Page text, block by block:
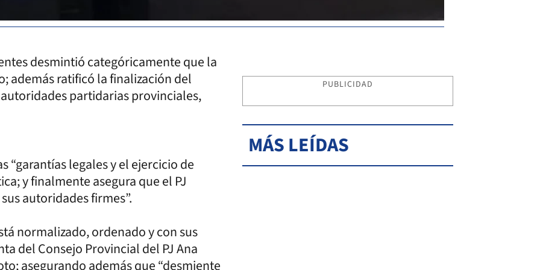
desmintió categóricamente que la
además ratificó la finalización del
partidarias provinciales,
“garantías legales y el ejercicio de
y finalmente asegura que el PJ
autoridades firmes”.
normalizado, ordenado y con sus
del Consejo Provincial del PJ Ana
asegurando además que “desmiente
PUBLICIDAD
MÁS LEÍDAS